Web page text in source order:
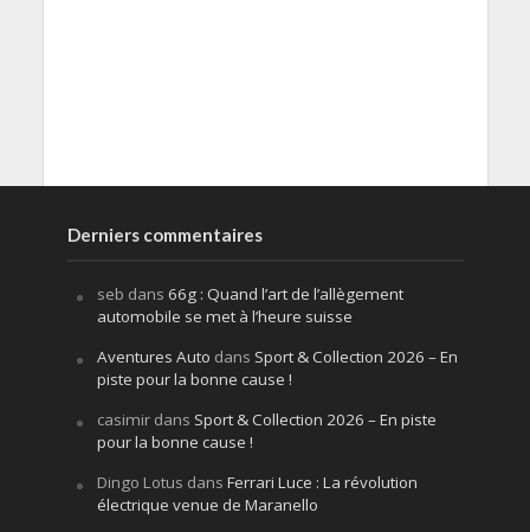
Derniers commentaires
seb dans 66g : Quand l’art de l’allègement
automobile se met à l’heure suisse
Aventures Auto dans Sport & Collection 2026 – En
piste pour la bonne cause !
casimirdans Sport & Collection 2026 – En piste
pour la bonne cause !
Dingo Lotus dans Ferrari Luce : La révolution
électrique venue de Maranello